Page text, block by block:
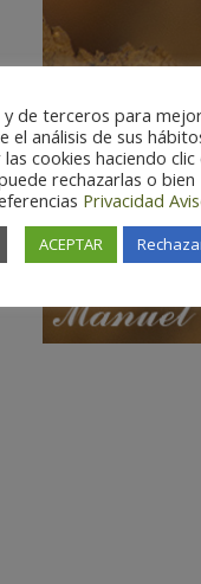
de terceros para
el análisis de sus
cookies haciendo clic
rechazarlas o bien
Privacidad
ACEPTAR